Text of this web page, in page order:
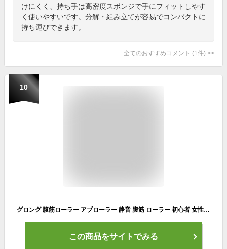
けにくく、持ち手は高密度スポンジで手にフィットしやす
く使いやすいです。分解・組み立てが容易でコンパクトに
持ち運びできます。
全てのおすすめコメント (1 件) >
10
グロング 腹筋ローラー アブローラー 静音 腹筋 ローラー 初心者 女性 男性 簡単組立 ワイドタイプ 筋トレ
この商品をサイトでみる